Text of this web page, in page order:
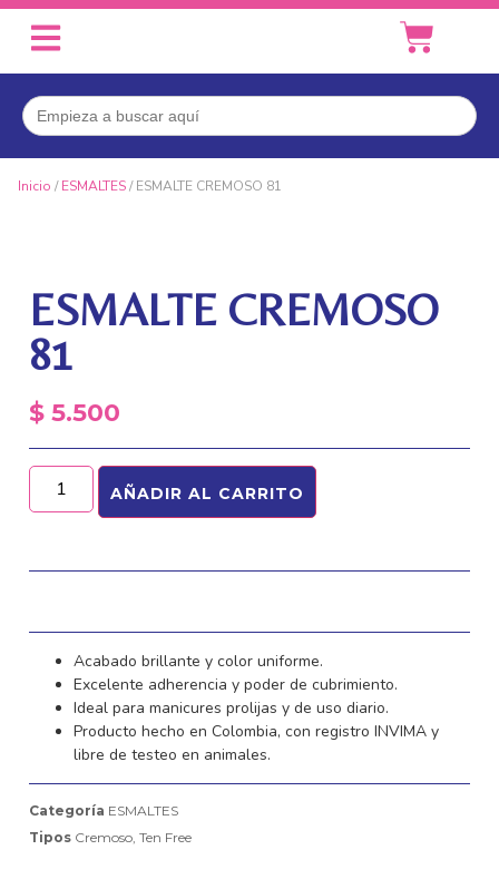
Buscar:
Inicio /ESMALTES/ ESMALTE CREMOSO 81
ESMALTE CREMOSO
81
$ 5.500
AÑADIR AL CARRITO
Acabado brillante y color uniforme.
Excelente adherencia y poder de cubrimiento.
Ideal para manicures prolijas y de uso diario.
Producto hecho en Colombia, con registro INVIMA y
libre de testeo en animales.
Categoría ESMALTES
Tipos Cremoso, Ten Free